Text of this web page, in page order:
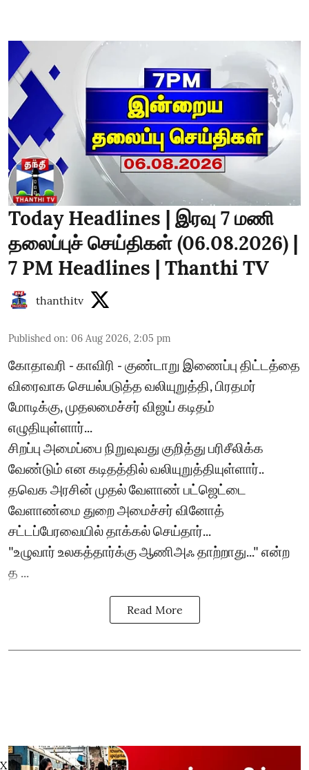
Today Headlines | இரவு 7 மணி
தலைப்புச் செய்திகள் (06.08.2026) |
7 PM Headlines | Thanthi TV
thanthitv
Published on: 06 Aug 2026, 2:05 pm
கோதாவரி - காவிரி - குண்டாறு இணைப்பு திட்டத்தை
விரைவாக செயல்படுத்த வலியுறுத்தி, பிரதமர்
மோடிக்கு, முதலமைச்சர் விஜய் கடிதம்
எழுதியுள்ளார்...
சிறப்பு அமைப்பை நிறுவுவது குறித்து பரிசீலிக்க
வேண்டும் என கடிதத்தில் வலியுறுத்தியுள்ளார்..
தவெக அரசின் முதல் வேளாண் பட்ஜெட்டை
வேளாண்மை துறை அமைச்சர் வினோத்
சட்டப்பேரவையில் தாக்கல் செய்தார்...
"உழுவார் உலகத்தார்க்கு ஆணிஅஃ தாற்றாது..." என்ற
த ...
Read More
X